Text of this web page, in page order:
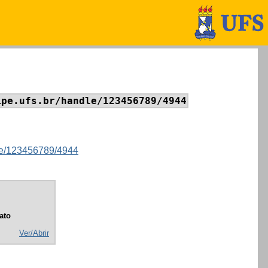
handle/123456789/4944
123456789/4944
Ver/Abrir